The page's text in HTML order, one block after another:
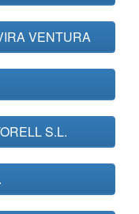
VENTURA
S.L.